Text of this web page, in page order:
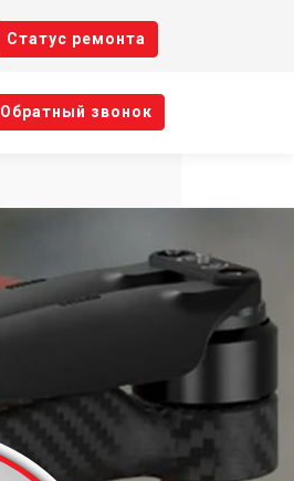
Cтатус ремонта
Oбратный звонок